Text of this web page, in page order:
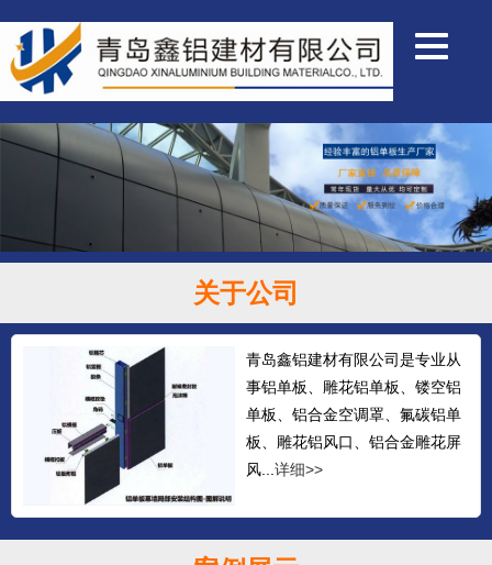
关于公司
青岛鑫铝建材有限公司是专业从
事铝单板、雕花铝单板、镂空铝
单板、铝合金空调罩、氟碳铝单
板、雕花铝风口、铝合金雕花屏
风... 详细>>